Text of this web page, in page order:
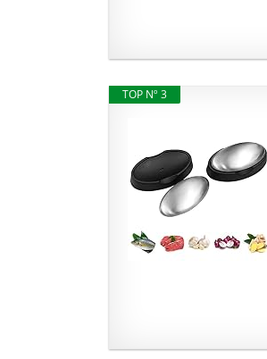
TOP Nº 3